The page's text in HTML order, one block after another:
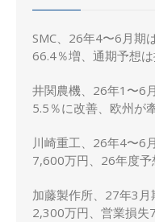
SMC、26年4〜6月期
66.4％増、通期予想
井関農機、26年1〜6
5.5％に改善、欧州が
川崎重工、26年4〜6
7,600万円、26年度
加藤製作所、27年3
2,300万円、営業損失